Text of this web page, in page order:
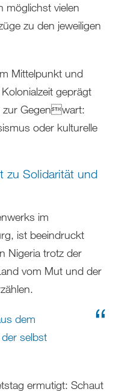
möglichst vielen
zu den jeweiligen
Mittelpunkt und
geprägt
zur Gegenwart:
oder kulturelle
zu Solidarität und
im
ist beeindruckt
Nigeria trotz der
vom Mut und der
dem
selbst
ermutigt: Schaut